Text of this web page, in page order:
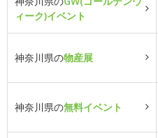
ィーク)イベント
神奈川県の物産展
神奈川県の無料イベント